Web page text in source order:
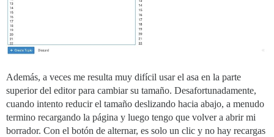
Además, a veces me resulta muy difícil usar el asa en la parte
superior del editor para cambiar su tamaño. Desafortunadamente,
cuando intento reducir el tamaño deslizando hacia abajo, a menudo
termino recargando la página y luego tengo que volver a abrir mi
borrador. Con el botón de alternar, es solo un clic y no hay recargas